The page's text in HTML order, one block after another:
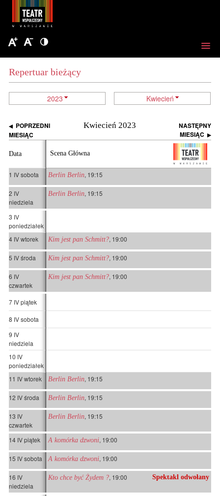
Repertuar bieżący
2023 Kwiecień
◀ POPRZEDNI
MIESIĄC
Kwiecień 2023
NASTĘPNY
MIESIĄC ▶
Data Scena Główna
1 IV sobota Berlin Berlin, 19:15
2 IV
niedziela
Berlin Berlin, 19:15
3 IV
poniedziałek
4 IV wtorek
Kim jest pan Schmitt?, 19:00
5 IV środa Kim jest pan Schmitt?, 19:00
6 IV
czwartek
Kim jest pan Schmitt?, 19:00
7 IV piątek
8 IV sobota
9 IV
niedziela
10 IV
poniedziałek
11 IV wtorek
Berlin Berlin, 19:15
12 IV środa Berlin Berlin, 19:15
13 IV
czwartek
Berlin Berlin, 19:15
14 IV piątek A komórka dzwoni, 19:00
15 IV sobota A komórka dzwoni, 19:00
16 IV
niedziela
Kto chce być Żydem ?, 19:00 Spektakl odwołany